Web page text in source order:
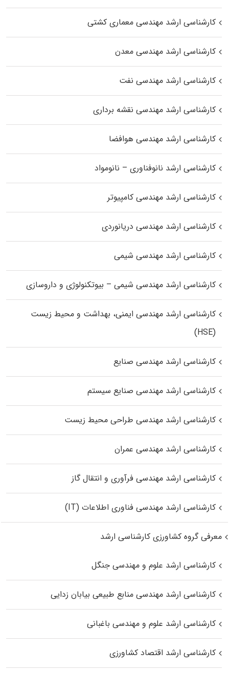
کارشناسی ارشد مهندسی معماری کشتی
کارشناسی ارشد مهندسی معدن
کارشناسی ارشد مهندسی نفت
کارشناسی ارشد مهندسی نقشه برداری
کارشناسی ارشد مهندسی هوافضا
کارشناسی ارشد نانوفناوری – نانومواد
کارشناسی ارشد مهندسی کامپیوتر
کارشناسی ارشد مهندسی دریانوردی
کارشناسی ارشد مهندسی شیمی
کارشناسی ارشد مهندسی شیمی – بیوتکنولوژی و داروسازی
کارشناسی ارشد مهندسی ایمنی، بهداشت و محیط زیست
(HSE)
کارشناسی ارشد مهندسی صنایع
کارشناسی ارشد مهندسی صنایع سیستم
کارشناسی ارشد مهندسی طراحی محیط زیست
کارشناسی ارشد مهندسی عمران
کارشناسی ارشد مهندسی فرآوری و انتقال گاز
کارشناسی ارشد مهندسی فناوری اطلاعات (IT)
معرفی گروه کشاورزی کارشناسی ارشد
کارشناسی ارشد علوم و مهندسی جنگل
کارشناسی ارشد مهندسی منابع طبیعی بیابان زدایی
کارشناسی ارشد علوم و مهندسی باغبانی
کارشناسی ارشد اقتصاد کشاورزی